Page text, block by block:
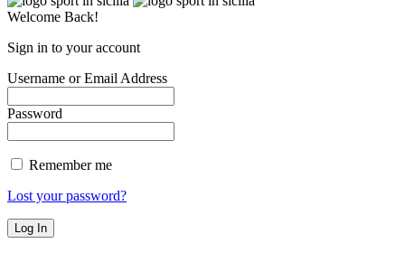
Welcome Back!
Sign in to your account
Username or Email Address
Password
Remember me
Lost your password?